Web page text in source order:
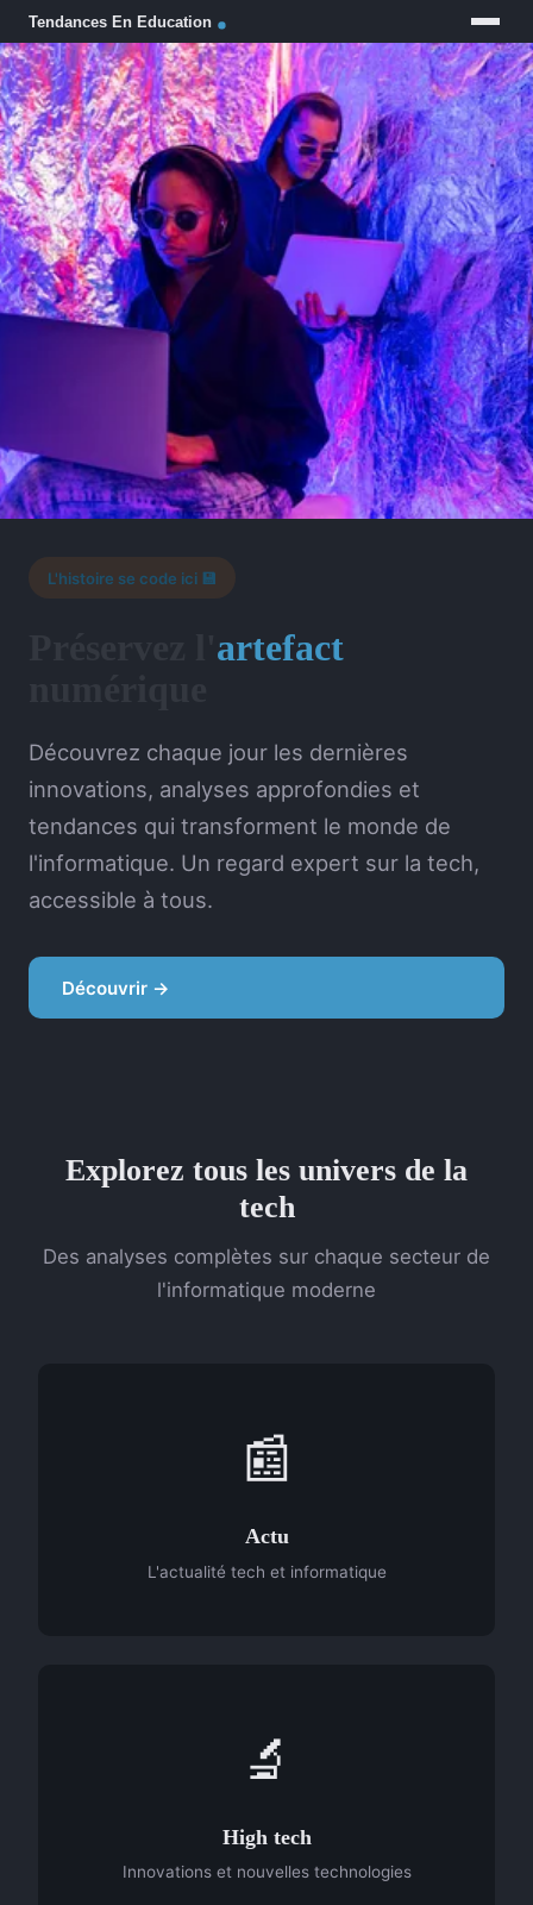
L'histoire se code ici 💾
artefact
Découvrez chaque jour les dernières
innovations, analyses approfondies et
tendances qui transforment le monde de
l'informatique. Un regard expert sur la tech,
accessible à tous.
Découvrir →
Explorez tous les univers de la
tech
Des analyses complètes sur chaque secteur de
l'informatique moderne
📰
Actu
L'actualité tech et informatique
🔬
High tech
Innovations et nouvelles technologies